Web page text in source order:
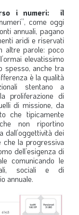
i numeri:
il
come oggi
annuali, pagano
aridi e riservati
altre parole: poco
elevatissimo
spesso, anche tra
è la qualità
stentano a
proliferazione di
di missione, da
che tipicamente
non riportino
dall’oggettività dei
che la progressiva
dell’esigenza di
comunicando le
sociali e di
annuale.